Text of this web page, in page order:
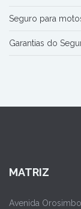
Seguro para
Garantias do
MATRIZ
Avenida Orosimbo